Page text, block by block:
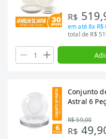
R$
em até8x R$
total de R$
Conjunto
Astral 6
R$ 59,00
R$